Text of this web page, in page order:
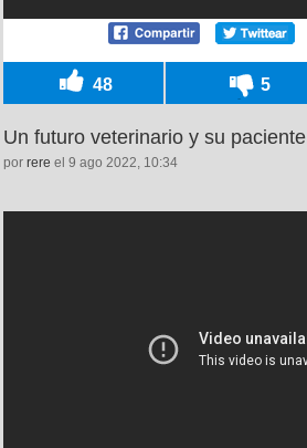
48 5
Un futuro veterinario y su paciente
por rere el 9 ago 2022, 10:34